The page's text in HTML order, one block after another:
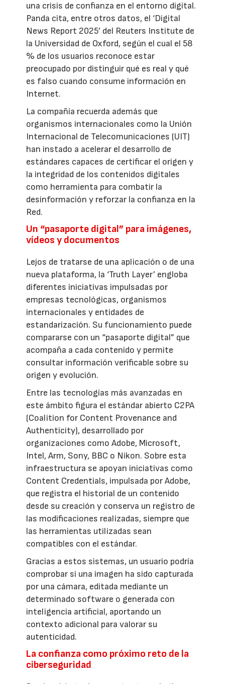
una crisis de confianza en el entorno digital.
Panda cita, entre otros datos, el ‘Digital
News Report 2025’ del Reuters Institute de
la Universidad de Oxford, según el cual el 58
% de los usuarios reconoce estar
preocupado por distinguir qué es real y qué
es falso cuando consume información en
Internet.
La compañía recuerda además que
organismos internacionales como la Unión
Internacional de Telecomunicaciones (UIT)
han instado a acelerar el desarrollo de
estándares capaces de certificar el origen y
la integridad de los contenidos digitales
como herramienta para combatir la
desinformación y reforzar la confianza en la
Red.
Un “pasaporte digital” para imágenes,
vídeos y documentos
Lejos de tratarse de una aplicación o de una
nueva plataforma, la ‘Truth Layer’ engloba
diferentes iniciativas impulsadas por
empresas tecnológicas, organismos
internacionales y entidades de
estandarización. Su funcionamiento puede
compararse con un “pasaporte digital” que
acompaña a cada contenido y permite
consultar información verificable sobre su
origen y evolución.
Entre las tecnologías más avanzadas en
este ámbito figura el estándar abierto C2PA
(Coalition for Content Provenance and
Authenticity), desarrollado por
organizaciones como Adobe, Microsoft,
Intel, Arm, Sony, BBC o Nikon. Sobre esta
infraestructura se apoyan iniciativas como
Content Credentials, impulsada por Adobe,
que registra el historial de un contenido
desde su creación y conserva un registro de
las modificaciones realizadas, siempre que
las herramientas utilizadas sean
compatibles con el estándar.
Gracias a estos sistemas, un usuario podría
comprobar si una imagen ha sido capturada
por una cámara, editada mediante un
determinado software o generada con
inteligencia artificial, aportando un
contexto adicional para valorar su
autenticidad.
La confianza como próximo reto de la
ciberseguridad